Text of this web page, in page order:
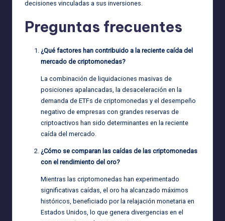
decisiones vinculadas a sus inversiones.
Preguntas frecuentes
¿Qué factores han contribuido a la reciente caída del
mercado de criptomonedas?
La combinación de liquidaciones masivas de
posiciones apalancadas, la desaceleración en la
demanda de ETFs de criptomonedas y el desempeño
negativo de empresas con grandes reservas de
criptoactivos han sido determinantes en la reciente
caída del mercado.
¿Cómo se comparan las caídas de las criptomonedas
con el rendimiento del oro?
Mientras las criptomonedas han experimentado
significativas caídas, el oro ha alcanzado máximos
históricos, beneficiado por la relajación monetaria en
Estados Unidos, lo que genera divergencias en el